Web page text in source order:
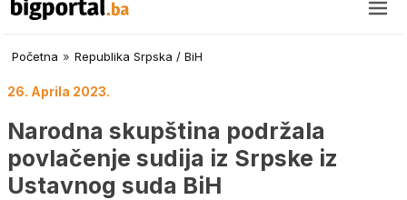
Početna » Republika Srpska / BiH
26. Aprila 2023.
Narodna skupština podržala
povlačenje sudija iz Srpske iz
Ustavnog suda BiH